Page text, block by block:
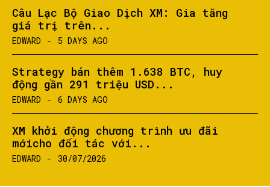
Câu Lạc Bộ Giao Dịch XM: Gia tăng
giá trị trên...
EDWARD - 5 DAYS AGO
Strategy bán thêm 1.638 BTC, huy
động gần 291 triệu USD...
EDWARD - 6 DAYS AGO
XM khởi động chương trình ưu đãi
mớicho đối tác với...
EDWARD - 30/07/2026